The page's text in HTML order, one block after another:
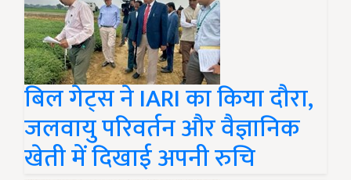
ब‍िल गेट्स ने IARI का किया दौरा,
जलवायु पर‍िवर्तन और वैज्ञानिक
खेती में दिखाई अपनी रुचि